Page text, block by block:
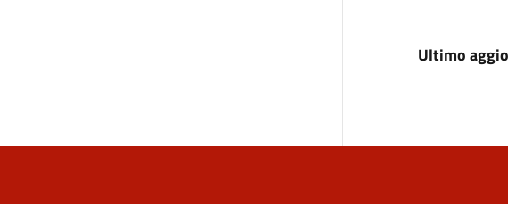
Ultimo